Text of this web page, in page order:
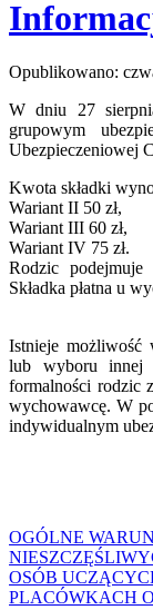
Opublikowano:
W dniu 27
grupowym
Ubezpieczeniowej
Kwota składki
Wariant II 50 zł,
Wariant III 60 zł,
Wariant IV 75 zł.
Rodzic
Składka płatna u
Istnieje możliwość
lub wyboru innej
formalności rodzic
wychowawcę. W
indywidualnym
OGÓLNE
OSÓB
PLACÓWKACH